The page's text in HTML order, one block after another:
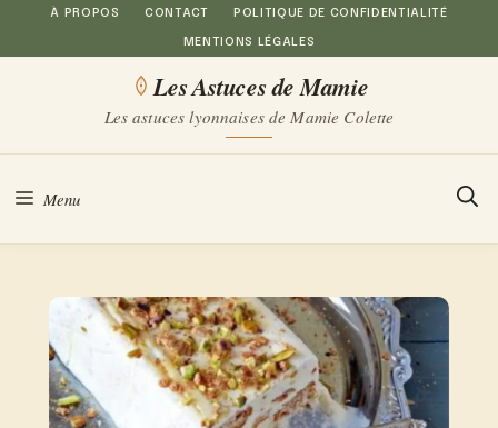
Aller
au
À PROPOS CONTACT POLITIQUE DE CONFIDENTIALITÉ
MENTIONS LÉGALES
Les Astuces de Mamie
Les astuces lyonnaises de Mamie Colette
Menu